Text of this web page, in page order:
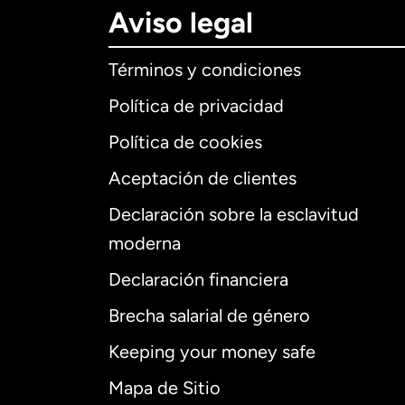
Aviso legal
Términos y condiciones
Política de privacidad
Política de cookies
Aceptación de clientes
Declaración sobre la esclavitud
moderna
Declaración financiera
Brecha salarial de género
Keeping your money safe
Mapa de Sitio
Internacional
Alemania